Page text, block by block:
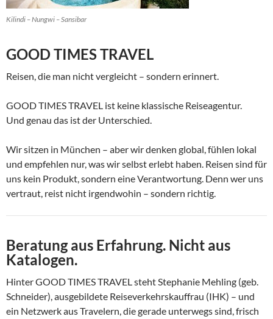
Kilindi – Nungwi – Sansibar
GOOD TIMES TRAVEL
Reisen, die man nicht vergleicht – sondern erinnert.
GOOD TIMES TRAVEL ist keine klassische Reiseagentur.
Und genau das ist der Unterschied.
Wir sitzen in München – aber wir denken global, fühlen lokal
und empfehlen nur, was wir selbst erlebt haben. Reisen sind für
uns kein Produkt, sondern eine Verantwortung. Denn wer uns
vertraut, reist nicht irgendwohin – sondern richtig.
Beratung aus Erfahrung. Nicht aus
Katalogen.
Hinter GOOD TIMES TRAVEL steht Stephanie Mehling (geb.
Schneider), ausgebildete Reiseverkehrskauffrau (IHK) – und
ein Netzwerk aus Travelern, die gerade unterwegs sind, frisch